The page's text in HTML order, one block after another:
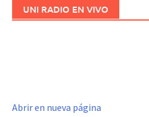
UNI RADIO EN VIVO
Abrir en nueva página